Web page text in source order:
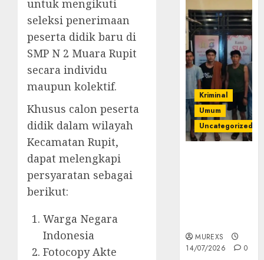
untuk mengikuti
seleksi penerimaan
peserta didik baru di
SMP N 2 Muara Rupit
secara individu
maupun kolektif.
Khusus calon peserta
didik dalam wilayah
Kecamatan Rupit,
dapat melengkapi
persyaratan sebagai
berikut:
Warga Negara
Indonesia
Fotocopy Akte
Kriminal
Umum
Uncategorized
MUREXS
14/07/2026
0